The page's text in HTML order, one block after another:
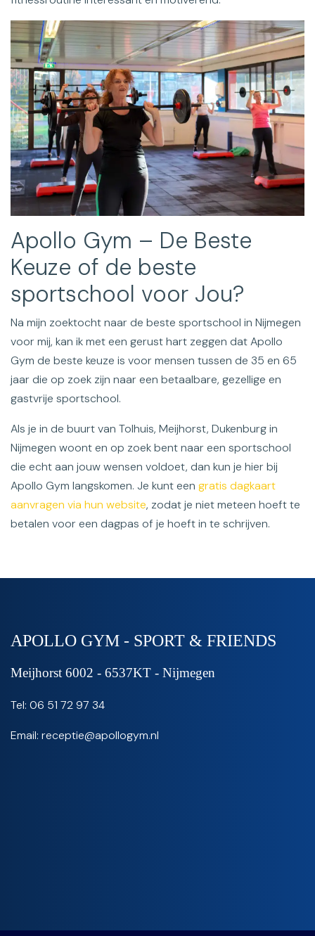
Apollo Gym – De Beste
Keuze of de beste
sportschool voor Jou?
Na mijn zoektocht naar de beste sportschool in Nijmegen
voor mij, kan ik met een gerust hart zeggen dat Apollo
Gym de beste keuze is voor mensen tussen de 35 en 65
jaar die op zoek zijn naar een betaalbare, gezellige en
gastvrije sportschool.
Als je in de buurt van Tolhuis, Meijhorst, Dukenburg in
Nijmegen woont en op zoek bent naar een sportschool
die echt aan jouw wensen voldoet, dan kun je hier bij
Apollo Gym langskomen. Je kunt een gratis dagkaart
aanvragen via hun website, zodat je niet meteen hoeft te
betalen voor een dagpas of je hoeft in te schrijven.
APOLLO GYM - SPORT & FRIENDS
Meijhorst 6002 - 6537KT - Nijmegen
Tel: 06 51 72 97 34‬
Email: receptie@apollogym.nl